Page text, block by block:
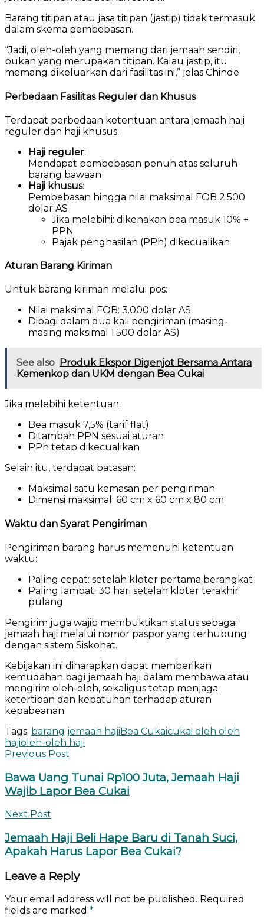
Barang titipan atau jasa titipan (jastip) tidak termasuk
dalam skema pembebasan.
“Jadi, oleh-oleh yang memang dari jemaah sendiri,
bukan yang merupakan titipan. Kalau jastip, itu
memang dikeluarkan dari fasilitas ini,” jelas Chinde.
Perbedaan Fasilitas Reguler dan Khusus
Terdapat perbedaan ketentuan antara jemaah haji
reguler dan haji khusus:
Haji reguler:
Mendapat pembebasan penuh atas seluruh
barang bawaan
Haji khusus:
Pembebasan hingga nilai maksimal FOB 2.500
dolar AS
Jika melebihi: dikenakan bea masuk 10% +
PPN
Pajak penghasilan (PPh) dikecualikan
Aturan Barang Kiriman
Untuk barang kiriman melalui pos:
Nilai maksimal FOB: 3.000 dolar AS
Dibagi dalam dua kali pengiriman (masing-
masing maksimal 1.500 dolar AS)
See also Produk Ekspor Digenjot Bersama Antara
Kemenkop dan UKM dengan Bea Cukai
Jika melebihi ketentuan:
Bea masuk 7,5% (tarif flat)
Ditambah PPN sesuai aturan
PPh tetap dikecualikan
Selain itu, terdapat batasan:
Maksimal satu kemasan per pengiriman
Dimensi maksimal: 60 cm x 60 cm x 80 cm
Waktu dan Syarat Pengiriman
Pengiriman barang harus memenuhi ketentuan
waktu:
Paling cepat: setelah kloter pertama berangkat
Paling lambat: 30 hari setelah kloter terakhir
pulang
Pengirim juga wajib membuktikan status sebagai
jemaah haji melalui nomor paspor yang terhubung
dengan sistem Siskohat.
Kebijakan ini diharapkan dapat memberikan
kemudahan bagi jemaah haji dalam membawa atau
mengirim oleh-oleh, sekaligus tetap menjaga
ketertiban dan kepatuhan terhadap aturan
kepabeanan.
Tags: barang jemaah hajiBea Cukaicukai oleh oleh
hajioleh-oleh haji
Previous Post
Bawa Uang Tunai Rp100 Juta, Jemaah Haji
Wajib Lapor Bea Cukai
Next Post
Jemaah Haji Beli Hape Baru di Tanah Suci,
Apakah Harus Lapor Bea Cukai?
Leave a Reply
Your email address will not be published. Required
fields are marked *